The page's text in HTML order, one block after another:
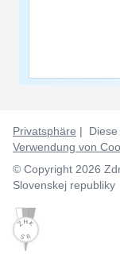
Privatsphäre | Diese
Verwendung von
© Copyright 2026
Slovenskej republiky